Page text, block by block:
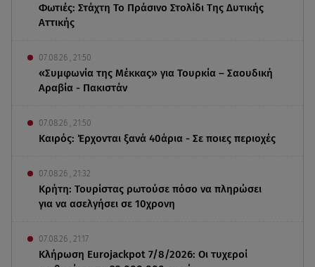
Φωτιές: Στάχτη Το Πράσινο Στολίδι Της Δυτικής
Αττικής
07.08.26 , 21:50
«Συμφωνία της Μέκκας» για Τουρκία – Σαουδική
Αραβία - Πακιστάν
07.08.26 , 21:50
Καιρός: Έρχονται ξανά 40άρια - Σε ποιες περιοχές
07.08.26 , 21:32
Κρήτη: Τουρίστας ρωτούσε πόσο να πληρώσει
για να ασελγήσει σε 10χρονη
07.08.26 , 21:17
Κλήρωση Eurojackpot 7/8/2026: Οι τυχεροί